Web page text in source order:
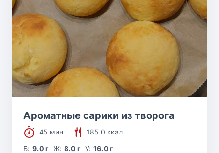
Ароматные сарики из творога
45 мин.
185.0 ккал
Б:9.0 г Ж: 8.0 г У: 16.0 г